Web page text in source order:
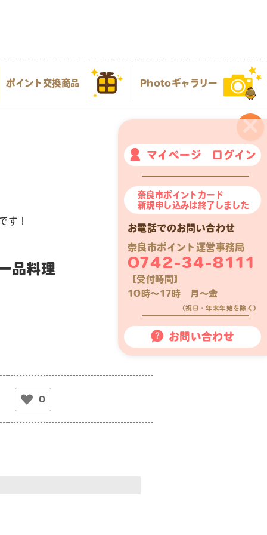
×
マイページ ログイン
奈良市ポイントカード
新規申し込みは終了しました
お電話でのお問い合わせ
奈良市ポイント運営事務局
0742-34-8111
【受付時間】
10時〜17時 月〜金
（祝日・年末年始を除く）
お問い合わせ
ポイント交換商品 Photoギャラリー
す！
品料理
0